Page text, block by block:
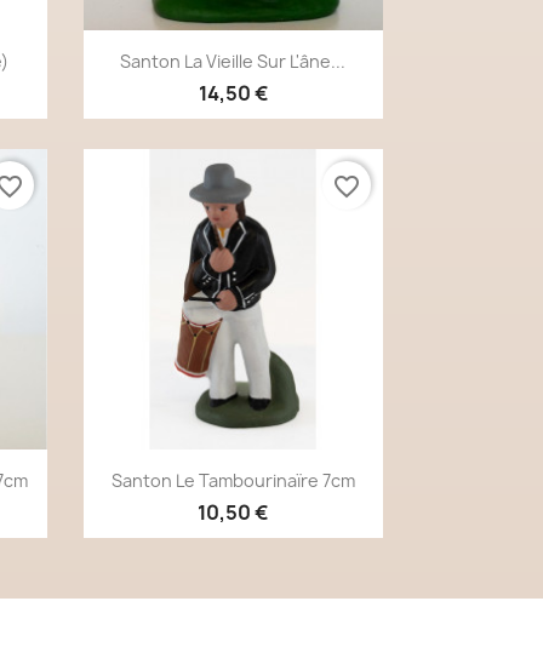
Aperçu rapide
Santon La Vieille Sur L'âne...
14,50 €
Aperçu rapide
Santon Le Tambourinaïre 7cm
10,50 €
favorite_border